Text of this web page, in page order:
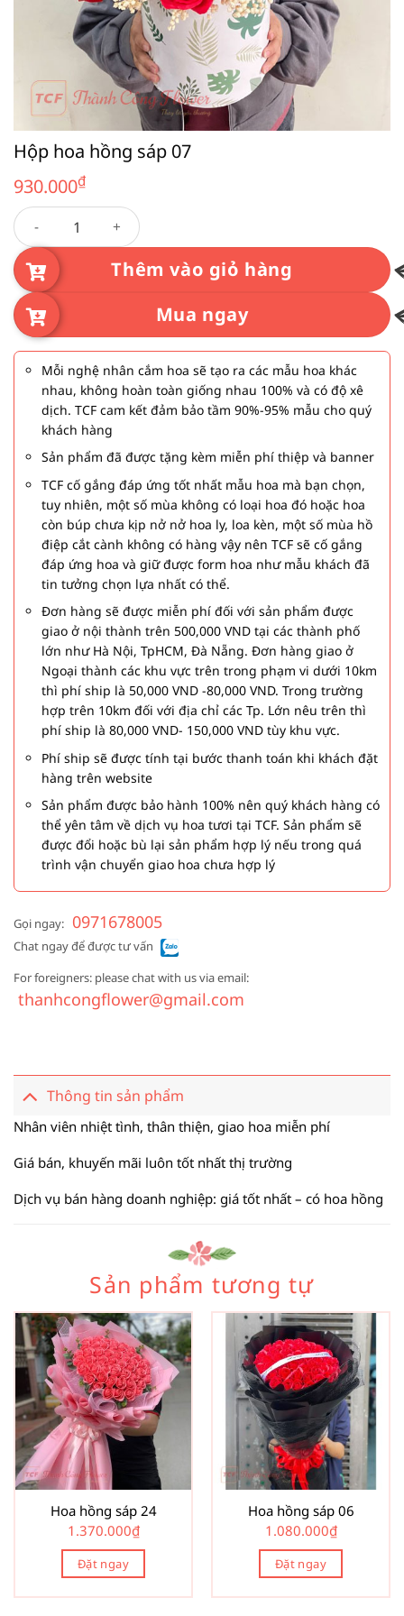
Hộp hoa hồng sáp 07
930.000₫
Hộp hoa hồng sáp 07 số lượng
Thêm vào giỏ hàng
Mua ngay
Mỗi nghệ nhân cắm hoa sẽ tạo ra các mẫu hoa khác
nhau, không hoàn toàn giống nhau 100% và có độ xê
dịch. TCF cam kết đảm bảo tầm 90%-95% mẫu cho quý
khách hàng
Sản phẩm đã được tặng kèm miễn phí thiệp và banner
TCF cố gắng đáp ứng tốt nhất mẫu hoa mà bạn chọn,
tuy nhiên, một số mùa không có loại hoa đó hoặc hoa
còn búp chưa kịp nở nở hoa ly, loa kèn, một số mùa hồ
điệp cắt cành không có hàng vậy nên TCF sẽ cố gắng
đáp ứng hoa và giữ được form hoa như mẫu khách đã
tin tưởng chọn lựa nhất có thể.
Đơn hàng sẽ được miễn phí đối với sản phẩm được
giao ở nội thành trên 500,000 VND tại các thành phố
lớn như Hà Nội, TpHCM, Đà Nẵng. Đơn hàng giao ở
Ngoại thành các khu vực trên trong phạm vi dưới 10km
thì phí ship là 50,000 VND -80,000 VND. Trong trường
hợp trên 10km đối với địa chỉ các Tp. Lớn nêu trên thì
phí ship là 80,000 VND- 150,000 VND tùy khu vực.
Phí ship sẽ được tính tại bước thanh toán khi khách đặt
hàng trên website
Sản phẩm được bảo hành 100% nên quý khách hàng có
thể yên tâm về dịch vụ hoa tươi tại TCF. Sản phẩm sẽ
được đổi hoặc bù lại sản phẩm hợp lý nếu trong quá
trình vận chuyển giao hoa chưa hợp lý
Gọi ngay: 0971678005
Chat ngay để được tư vấn
For foreigners: please chat with us via email:
thanhcongflower@gmail.com
Thông tin sản phẩm
Nhân viên nhiệt tình, thân thiện, giao hoa miễn phí
Giá bán, khuyến mãi luôn tốt nhất thị trường
Dịch vụ bán hàng doanh nghiệp: giá tốt nhất – có hoa hồng
Sản phẩm tương tự
Hoa hồng sáp 24
1.370.000₫
Đặt ngay
Hoa hồng sáp 06
1.080.000₫
Đặt ngay